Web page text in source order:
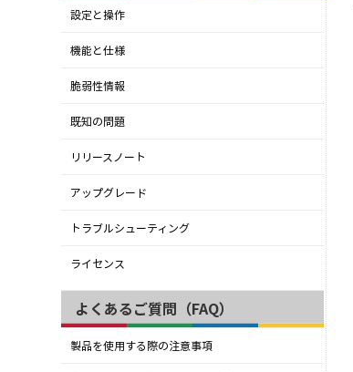
設定と操作
機能と仕様
脆弱性情報
既知の問題
リリースノート
アップグレード
トラブルシューティング
ライセンス
よくあるご質問（FAQ）
製品を使用する際の注意事項